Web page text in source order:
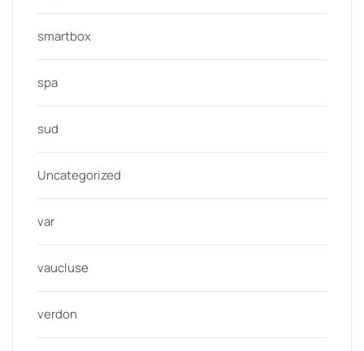
smartbox
spa
sud
Uncategorized
var
vaucluse
verdon